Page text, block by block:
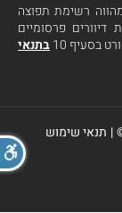
רשימת תפוצה
פרסומיים
בסעיף 10
בתנאי
| תנאי שימוש